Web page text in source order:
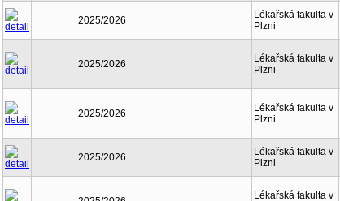
2025/2026
Lékařská fakulta v
Plzni
2025/2026
Lékařská fakulta v
Plzni
2025/2026
Lékařská fakulta v
Plzni
2025/2026
Lékařská fakulta v
Plzni
Lékařská fakulta v